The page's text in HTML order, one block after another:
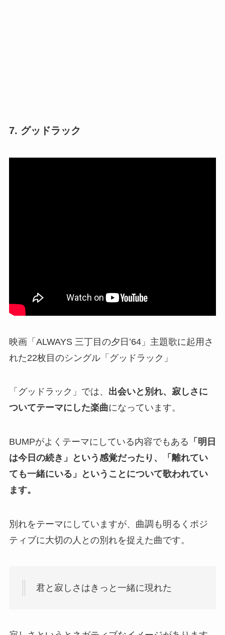
7. グッドラック
映画「ALWAYS 三丁目の夕日’64」主題歌に起用さ
れた22枚目のシングル「グッドラック」
「グッドラック」では、 出会いと別れ、寂しさに
ついてテーマにした楽曲になっています。
BUMPがよくテーマにしている内容でもある 「明日
は今日の続き」という感覚だったり、「離れてい
ても一緒にいる」ということについて歌われてい
ます。
別れをテーマにしていますが、曲調も明るくポジ
ティブに大切の人との別れを捉えた曲です。
君と寂しさはきっと一緒に現れた